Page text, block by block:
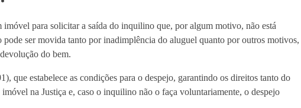
para solicitar a saída do inquilino que, por algum motivo, não está
ser movida tanto por inadimplência do aluguel quanto por outros motivos,
do bem.
que estabelece as condições para o despejo, garantindo os direitos tanto do
na Justiça e, caso o inquilino não o faça voluntariamente, o despejo